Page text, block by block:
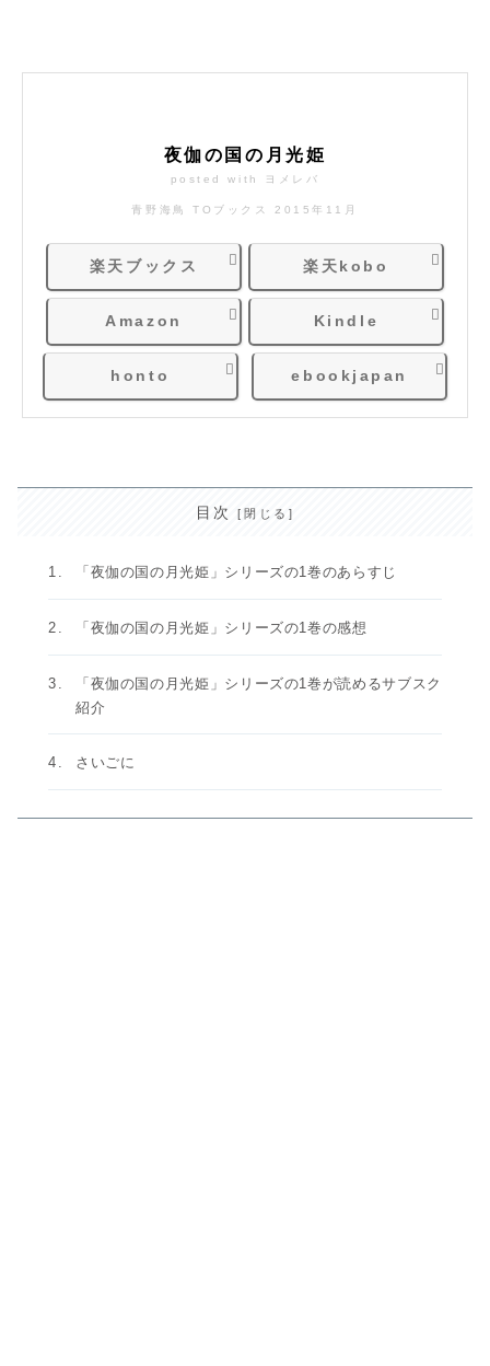
夜伽の国の月光姫
posted with ヨメレバ
青野海鳥 TOブックス 2015年11月
楽天ブックス 楽天kobo
Amazon Kindle
honto ebookjapan
目次
「夜伽の国の月光姫」シリーズの1巻のあらすじ
「夜伽の国の月光姫」シリーズの1巻の感想
「夜伽の国の月光姫」シリーズの1巻が読めるサブスク
紹介
さいごに